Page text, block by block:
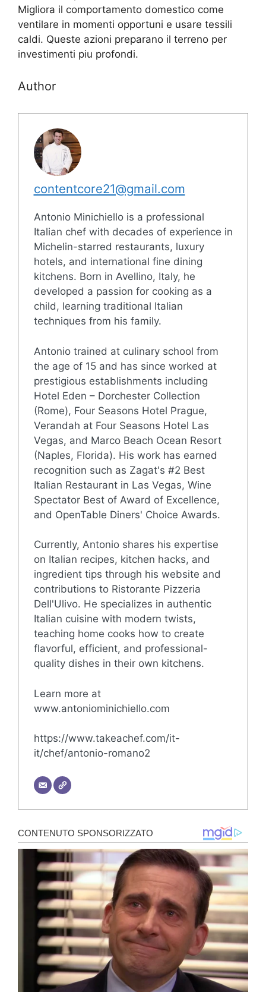
Migliora il comportamento domestico come
ventilare in momenti opportuni e usare tessili
caldi. Queste azioni preparano il terreno per
investimenti piu profondi.
Author
contentcore21@gmail.com
Antonio Minichiello is a professional
Italian chef with decades of experience in
Michelin-starred restaurants, luxury
hotels, and international fine dining
kitchens. Born in Avellino, Italy, he
developed a passion for cooking as a
child, learning traditional Italian
techniques from his family.
Antonio trained at culinary school from
the age of 15 and has since worked at
prestigious establishments including
Hotel Eden – Dorchester Collection
(Rome), Four Seasons Hotel Prague,
Verandah at Four Seasons Hotel Las
Vegas, and Marco Beach Ocean Resort
(Naples, Florida). His work has earned
recognition such as Zagat's #2 Best
Italian Restaurant in Las Vegas, Wine
Spectator Best of Award of Excellence,
and OpenTable Diners' Choice Awards.
Currently, Antonio shares his expertise
on Italian recipes, kitchen hacks, and
ingredient tips through his website and
contributions to Ristorante Pizzeria
Dell'Ulivo. He specializes in authentic
Italian cuisine with modern twists,
teaching home cooks how to create
flavorful, efficient, and professional-
quality dishes in their own kitchens.
Learn more at
www.antoniominichiello.com
https://www.takeachef.com/it-
it/chef/antonio-romano2